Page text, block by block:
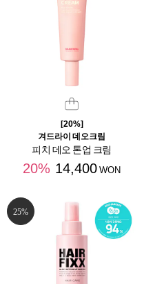
[20%]
겨드라이 데오크림
피치 데오 톤업 크림
20% 14,400 WON
25%